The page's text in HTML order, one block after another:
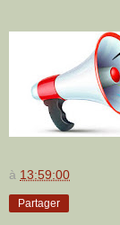
à 13:59:00
Partager